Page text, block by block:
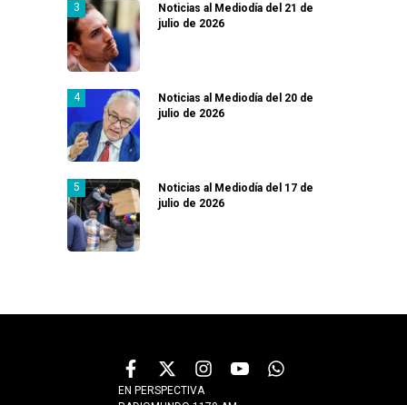
Noticias al Mediodía del 21 de
julio de 2026
Noticias al Mediodía del 20 de
julio de 2026
Noticias al Mediodía del 17 de
julio de 2026
EN PERSPECTIVA